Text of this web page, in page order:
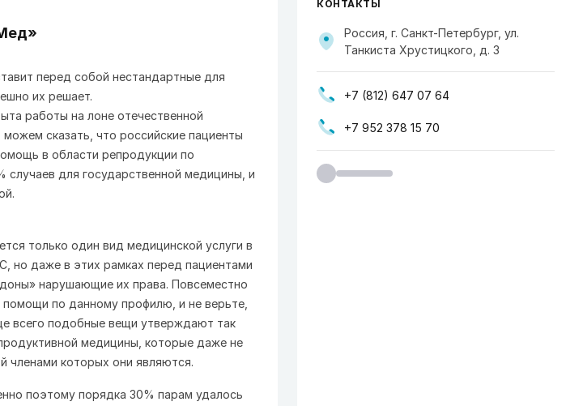
перед собой нестандартные для
их решает.
работы на лоне отечественной
сказать, что российские пациенты
в области репродукции по
для государственной медицины, и
только один вид медицинской услуги в
но даже в этих рамках перед пациентами
нарушающие их права. Повсеместно
по данному профилю, и не верьте,
всего подобные вещи утверждают так
медицины, которые даже не
членами которых они являются.
поэтому порядка 30% парам удалось
КОНТАКТЫ
Россия, г. Санкт-Петербург, ул.
Танкиста Хрустицкого, д. 3
+7 (812) 647 07 64
+7 952 378 15 70